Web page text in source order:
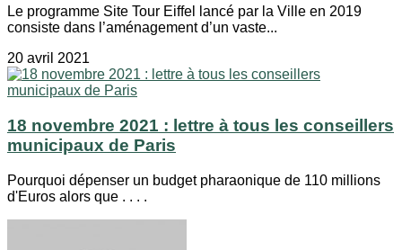
Le programme Site Tour Eiffel lancé par la Ville en 2019
consiste dans l’aménagement d’un vaste...
20 avril 2021
18 novembre 2021 : lettre à tous les conseillers
municipaux de Paris
Pourquoi dépenser un budget pharaonique de 110 millions
d'Euros alors que . . . .